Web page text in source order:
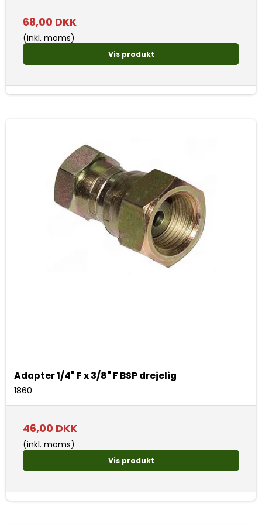
68,00 DKK
(inkl. moms)
Vis produkt
Adapter 1/4" F x 3/8" F BSP drejelig
1860
46,00 DKK
(inkl. moms)
Vis produkt